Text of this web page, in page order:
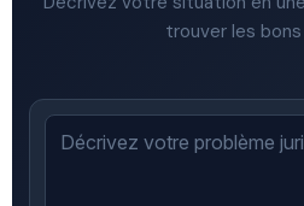
trouver les